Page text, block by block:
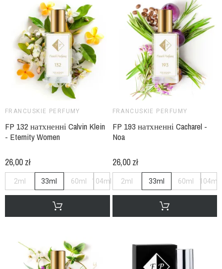
FRANCUSKIE PERFUMY
FP 132 натхненні Calvin Klein
- Eternity Women
26,00 zł
2ml 33ml 60ml 104ml
FRANCUSKIE PERFUMY
FP 193 натхненні Cacharel -
Noa
26,00 zł
2ml 33ml 60ml 104ml